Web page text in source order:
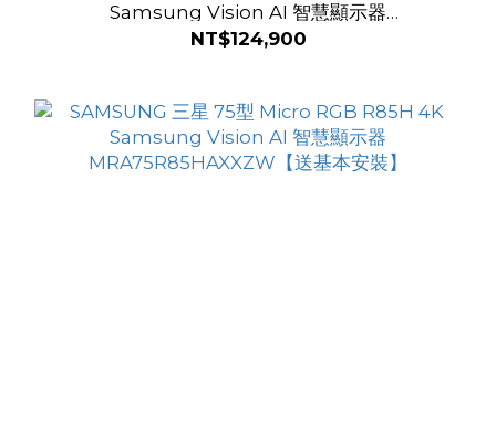
Samsung Vision AI 智慧顯示器
MRA85R85HAXXZW【送基本安裝】
NT$124,900